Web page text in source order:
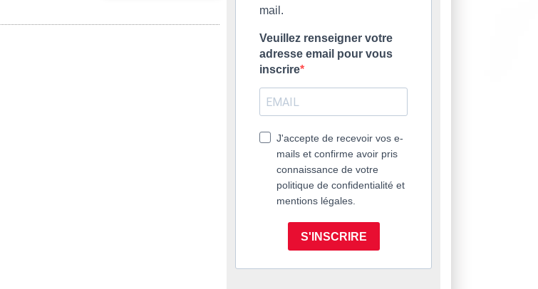
mail.
Veuillez renseigner votre
adresse email pour vous
inscrire
J'accepte de recevoir vos e-
mails et confirme avoir pris
connaissance de votre
politique de confidentialité et
mentions légales.
S'INSCRIRE